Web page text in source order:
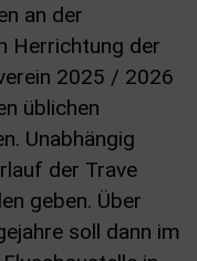
an der
Herrichtung der
2025 / 2026
üblichen
Unabhängig
der Trave
geben. Über
soll dann im